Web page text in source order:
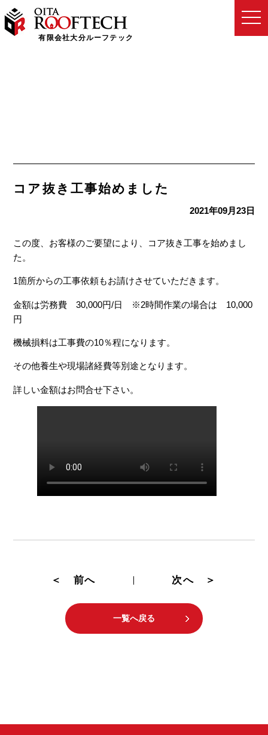
有限会社大分ルーフテック
コア抜き工事始めました
2021年09月23日
この度、お客様のご要望により、コア抜き工事を始めまし
た。
1箇所からの工事依頼もお請けさせていただきます。
金額は労務費 30,000円/日 ※2時間作業の場合は 10,000
円
機械損料は工事費の10％程になります。
その他養生や現場諸経費等別途となります。
詳しい金額はお問合せ下さい。
＜ 前へ 次へ ＞
一覧へ戻る